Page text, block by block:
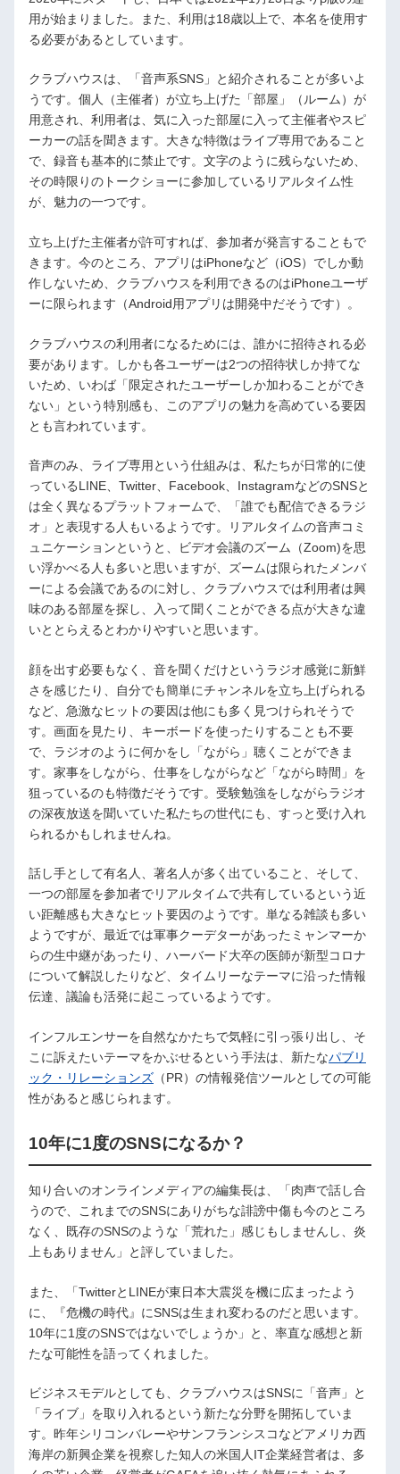
用が始まりました。また、利用は18歳以上で、本名を使用す
る必要があるとしています。
クラブハウスは、「音声系SNS」と紹介されることが多いよ
うです。個人（主催者）が立ち上げた「部屋」（ルーム）が
用意され、利用者は、気に入った部屋に入って主催者やスピ
ーカーの話を聞きます。大きな特徴はライブ専用であること
で、録音も基本的に禁止です。文字のように残らないため、
その時限りのトークショーに参加しているリアルタイム性
が、魅力の一つです。
立ち上げた主催者が許可すれば、参加者が発言することもで
きます。今のところ、アプリはiPhoneなど（iOS）でしか動
作しないため、クラブハウスを利用できるのはiPhoneユーザ
ーに限られます（Android用アプリは開発中だそうです）。
クラブハウスの利用者になるためには、誰かに招待される必
要があります。しかも各ユーザーは2つの招待状しか持てな
いため、いわば「限定されたユーザーしか加わることができ
ない」という特別感も、このアプリの魅力を高めている要因
とも言われています。
音声のみ、ライブ専用という仕組みは、私たちが日常的に使
っているLINE、Twitter、Facebook、InstagramなどのSNSと
は全く異なるプラットフォームで、「誰でも配信できるラジ
オ」と表現する人もいるようです。リアルタイムの音声コミ
ュニケーションというと、ビデオ会議のズーム（Zoom)を思
い浮かべる人も多いと思いますが、ズームは限られたメンバ
ーによる会議であるのに対し、クラブハウスでは利用者は興
味のある部屋を探し、入って聞くことができる点が大きな違
いととらえるとわかりやすいと思います。
顔を出す必要もなく、音を聞くだけというラジオ感覚に新鮮
さを感じたり、自分でも簡単にチャンネルを立ち上げられる
など、急激なヒットの要因は他にも多く見つけられそうで
す。画面を見たり、キーボードを使ったりすることも不要
で、ラジオのように何かをし「ながら」聴くことができま
す。家事をしながら、仕事をしながらなど「ながら時間」を
狙っているのも特徴だそうです。受験勉強をしながらラジオ
の深夜放送を聞いていた私たちの世代にも、すっと受け入れ
られるかもしれませんね。
話し手として有名人、著名人が多く出ていること、そして、
一つの部屋を参加者でリアルタイムで共有しているという近
い距離感も大きなヒット要因のようです。単なる雑談も多い
ようですが、最近では軍事クーデターがあったミャンマーか
らの生中継があったり、ハーバード大卒の医師が新型コロナ
について解説したりなど、タイムリーなテーマに沿った情報
伝達、議論も活発に起こっているようです。
インフルエンサーを自然なかたちで気軽に引っ張り出し、そ
こに訴えたいテーマをかぶせるという手法は、新たなパブリ
ック・リレーションズ （PR）の情報発信ツールとしての可能
性があると感じられます。
10年に1度のSNSになるか？
知り合いのオンラインメディアの編集長は、「肉声で話し合
うので、これまでのSNSにありがちな誹謗中傷も今のところ
なく、既存のSNSのような「荒れた」感じもしませんし、炎
上もありません」と評していました。
また、「TwitterとLINEが東日本大震災を機に広まったよう
に、『危機の時代』にSNSは生まれ変わるのだと思います。
10年に1度のSNSではないでしょうか」と、率直な感想と新
たな可能性を語ってくれました。
ビジネスモデルとしても、クラブハウスはSNSに「音声」と
「ライブ」を取り入れるという新たな分野を開拓していま
す。昨年シリコンバレーやサンフランシスコなどアメリカ西
海岸の新興企業を視察した知人の米国人IT企業経営者は、多